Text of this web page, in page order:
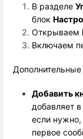
В разделе
блок
Открываем
Включаем
Добавить
добавляет
если нужно,
первое